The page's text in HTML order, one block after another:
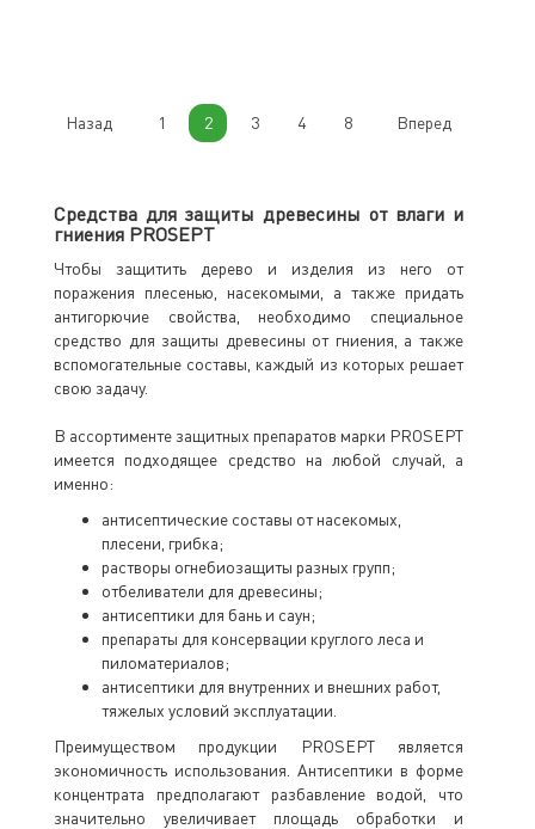
Назад 1 2 3 4 8 Вперед
Средства для защиты древесины от влаги и
гниения PROSEPT
Чтобы защитить дерево и изделия из него от
поражения плесенью, насекомыми, а также придать
антигорючие свойства, необходимо специальное
средство для защиты древесины от гниения, а также
вспомогательные составы, каждый из которых решает
свою задачу.
В ассортименте защитных препаратов марки PROSEPT
имеется подходящее средство на любой случай, а
именно:
антисептические составы от насекомых,
плесени, грибка;
растворы огнебиозащиты разных групп;
отбеливатели для древесины;
антисептики для бань и саун;
препараты для консервации круглого леса и
пиломатериалов;
антисептики для внутренних и внешних работ,
тяжелых условий эксплуатации.
Преимуществом продукции PROSEPT является
экономичность использования. Антисептики в форме
концентрата предполагают разбавление водой, что
значительно увеличивает площадь обработки и